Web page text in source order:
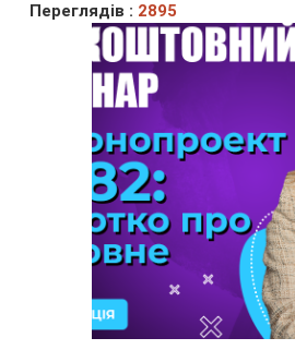
Переглядів : 2895